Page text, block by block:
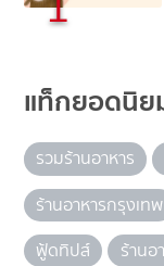
แท็กยอดนิย
รวมร้านอาหาร
ร้านอาหารกรุงเทพ
ฟู้ดทิปส์
ร้านอ